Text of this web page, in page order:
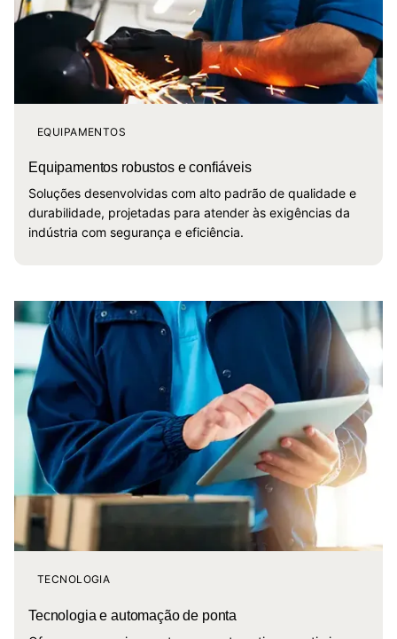
EQUIPAMENTOS
Equipamentos robustos e confiáveis
Soluções desenvolvidas com alto padrão de qualidade e
durabilidade, projetadas para atender às exigências da
indústria com segurança e eficiência.
TECNOLOGIA
Tecnologia e automação de ponta